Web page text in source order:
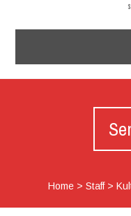
Home >Staff>